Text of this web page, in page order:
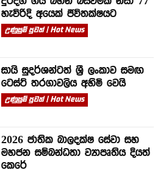
හැවිරිදි අයෙක් ජීවිතක්ෂයට
උණුසුම් පුවත් | Hot News
සායි සුදර්ශන්ටත් ශ්‍රී ලංකාව සමඟ
ටෙස්ට් තරගාවලිය අහිමි වෙයි
උණුසුම් පුවත් | Hot News
2026 ජාතික බාලදක්ෂ සේවා සහ
මහජන සම්බන්ධතා ව්‍යාපෘතිය දියත්
කෙරේ